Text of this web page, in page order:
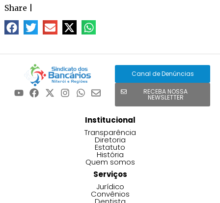
Share
Canal de Denúncias
RECEBA NOSSA
NEWSLETTER
Institucional
Transparência
Diretoria
Estatuto
História
Quem somos
Serviços
Jurídico
Convênios